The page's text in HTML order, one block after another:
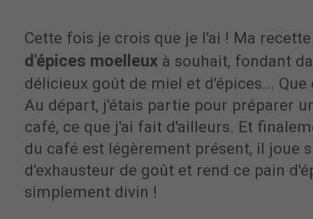
Cette fois je crois que je l'ai ! Ma
d'épices moelleux à souhait, fondant
délicieux goût de miel et d'épices... Que
Au départ, j'étais partie pour préparer
café, ce que j'ai fait d'ailleurs. Et
du café est légèrement présent, il joue
d'exhausteur de goût et rend ce pain
simplement divin !